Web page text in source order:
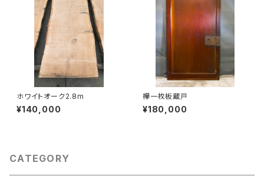
ホワイトオーク2.8m
¥140,000
欅一枚板蔵戸
¥180,000
CATEGORY